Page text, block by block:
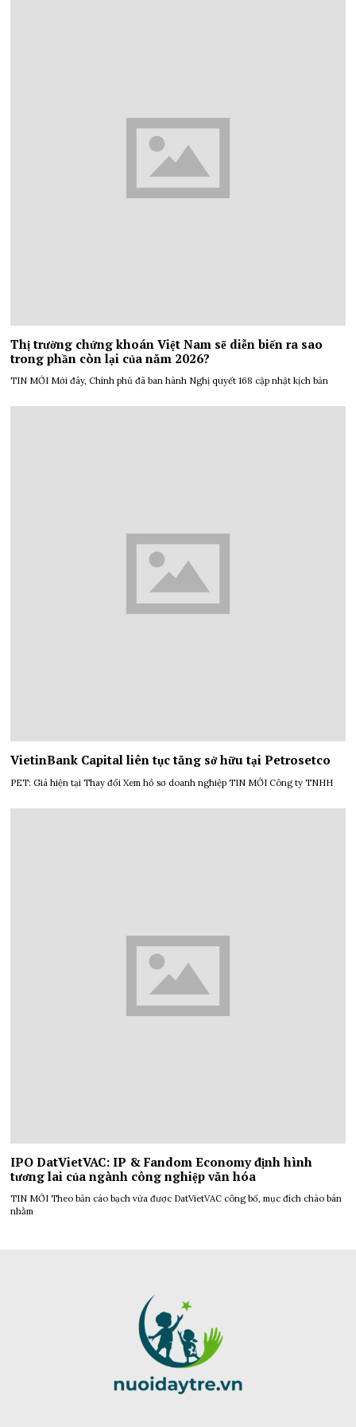
Thị trường chứng khoán Việt Nam sẽ diễn biến ra sao
trong phần còn lại của năm 2026?
TIN MỚI Mới đây, Chính phủ đã ban hành Nghị quyết 168 cập nhật kịch bản
VietinBank Capital liên tục tăng sở hữu tại Petrosetco
PET: Giá hiện tại Thay đổi Xem hồ sơ doanh nghiệp TIN MỚI Công ty TNHH
IPO DatVietVAC: IP & Fandom Economy định hình
tương lai của ngành công nghiệp văn hóa
TIN MỚI Theo bản cáo bạch vừa được DatVietVAC công bố, mục đích chào bán
nhằm